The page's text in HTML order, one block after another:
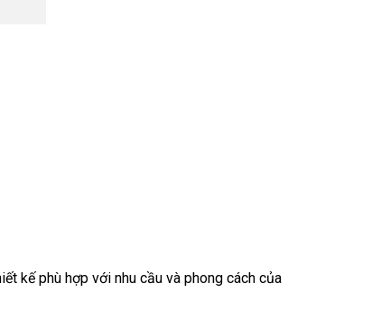
kế phù hợp với nhu cầu và phong cách của